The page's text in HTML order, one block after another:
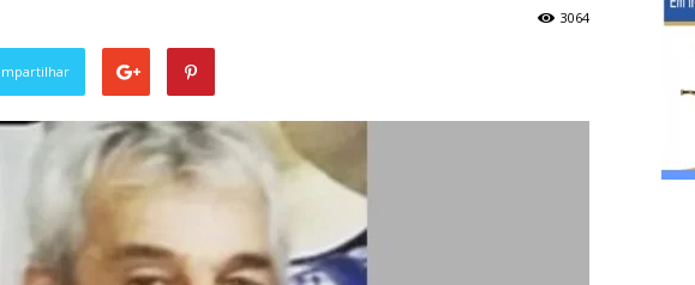
3064